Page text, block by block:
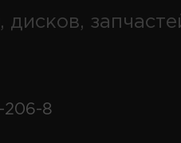
дисков,
206-8